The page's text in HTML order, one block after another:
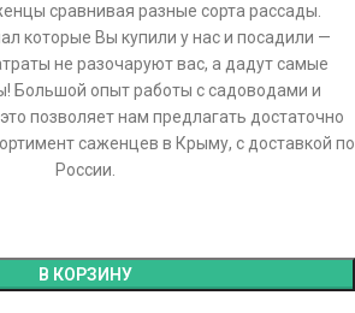
сравнивая разные сорта рассады.
которые Вы купили у нас и посадили —
не разочаруют вас, а дадут самые
Большой опыт работы с садоводами и
позволяет нам предлагать достаточно
саженцев в Крыму, с доставкой по
России.
В КОРЗИНУ